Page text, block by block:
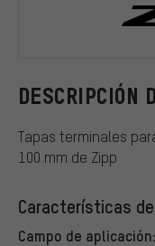
DESCRIPCIÓN
Tapas terminales
100 mm de Zipp
Características
Campo de aplicación: